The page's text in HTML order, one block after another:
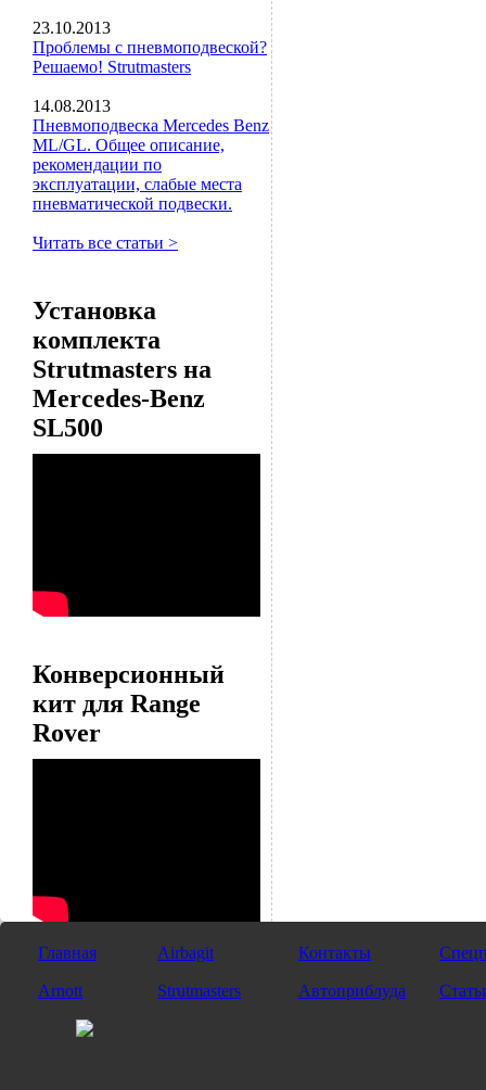
23.10.2013
Проблемы с пневмоподвеской?
Решаемо! Strutmasters
14.08.2013
Пневмоподвеска Mercedes Benz
ML/GL. Общее описание,
рекомендации по
эксплуатации, слабые места
пневматической подвески.
Читать все статьи >
Установка
комплекта
Strutmasters на
Mercedes-Benz
SL500
Конверсионный
кит для Range
Rover
Главная Airbagit Контакты
Arnott Strutmasters Автоприблуда